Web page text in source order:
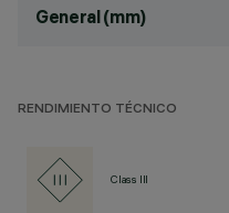
General (mm)
RENDIMIENTO TÉCNICO
Class III